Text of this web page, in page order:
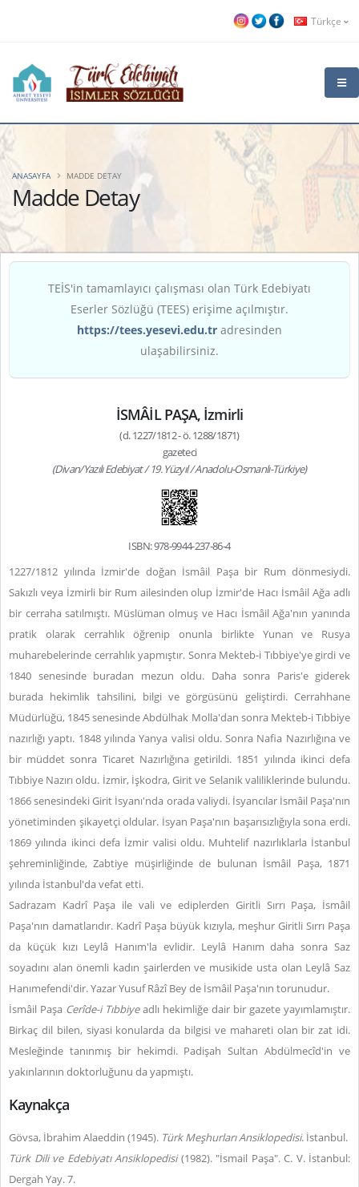
Türkçe
Madde Detay
ANASAYFA MADDE DETAY
TEİS'in tamamlayıcı çalışması olan Türk Edebiyatı
Eserler Sözlüğü (TEES) erişime açılmıştır.
https://tees.yesevi.edu.tr adresinden
ulaşabilirsiniz.
İSMÂİL PAŞA, İzmirli
(d. 1227/1812 - ö. 1288/1871)
gazeteci
(Divan/Yazılı Edebiyat / 19. Yüzyıl / Anadolu-Osmanlı-Türkiye)
ISBN: 978-9944-237-86-4
1227/1812 yılında İzmir'de doğan İsmâil Paşa bir Rum dönmesiydi.
Sakızlı veya İzmirli bir Rum ailesinden olup İzmir'de Hacı İsmâil Ağa adlı
bir cerraha satılmıştı. Müslüman olmuş ve Hacı İsmâil Ağa'nın yanında
pratik olarak cerrahlık öğrenip onunla birlikte Yunan ve Rusya
muharebelerinde cerrahlık yapmıştır. Sonra Mekteb-i Tıbbiye'ye girdi ve
1840 senesinde buradan mezun oldu. Daha sonra Paris'e giderek
burada hekimlik tahsilini, bilgi ve görgüsünü geliştirdi. Cerrahhane
Müdürlüğü, 1845 senesinde Abdülhak Molla'dan sonra Mekteb-i Tıbbiye
nazırlığı yaptı. 1848 yılında Yanya valisi oldu. Sonra Nafia Nazırlığına ve
bir müddet sonra Ticaret Nazırlığına getirildi. 1851 yılında ikinci defa
Tıbbiye Nazırı oldu. İzmir, İşkodra, Girit ve Selanik valiliklerinde bulundu.
1866 senesindeki Girit İsyanı'nda orada valiydi. İsyancılar İsmâil Paşa'nın
yönetiminden şikayetçi oldular. İsyan Paşa'nın başarısızlığıyla sona erdi.
1869 yılında ikinci defa İzmir valisi oldu. Muhtelif nazırlıklarla İstanbul
şehreminliğinde, Zabtiye müşirliğinde de bulunan İsmâil Paşa, 1871
yılında İstanbul'da vefat etti.
Sadrazam Kadrî Paşa ile vali ve ediplerden Giritli Sırrı Paşa, İsmâil
Paşa'nın damatlarıdır. Kadrî Paşa büyük kızıyla, meşhur Giritli Sırrı Paşa
da küçük kızı Leylâ Hanım'la evlidir. Leylâ Hanım daha sonra Saz
soyadını alan önemli kadın şairlerden ve musikide usta olan Leylâ Saz
Hanımefendi'dir. Yazar Yusuf Râzî Bey de İsmâil Paşa'nın torunudur.
İsmâil Paşa Cerîde-i Tıbbiyeadlı hekimliğe dair bir gazete yayımlamıştır.
Birkaç dil bilen, siyasi konularda da bilgisi ve mahareti olan bir zat idi.
Mesleğinde tanınmış bir hekimdi. Padişah Sultan Abdülmecîd'in ve
yakınlarının doktorluğunu da yapmıştı.
Kaynakça
Gövsa, İbrahim Alaeddin (1945). Türk Meşhurları Ansiklopedisi. İstanbul.
Türk Dili ve Edebiyatı Ansiklopedisi(1982). "İsmail Paşa". C. V. İstanbul:
Dergah Yay. 7.